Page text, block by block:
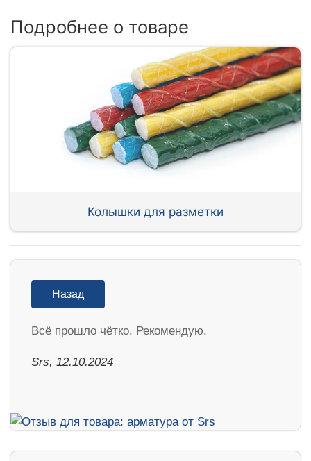
Подробнее о товаре
Колышки для разметки
Назад
Всё прошло чётко. Рекомендую.
Srs, 12.10.2024